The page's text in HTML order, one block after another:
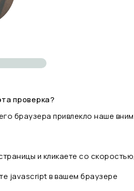
проверка?
браузера привлекло наше
и кликаете со
javascript в вашем браузере